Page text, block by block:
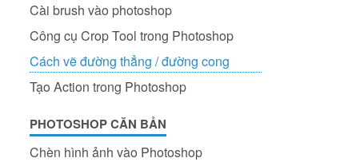
Cài brush vào photoshop
Công cụ Crop Tool trong Photoshop
Cách vẽ đường thẳng / đường cong
Tạo Action trong Photoshop
PHOTOSHOP CĂN BẢN
Chèn hình ảnh vào Photoshop